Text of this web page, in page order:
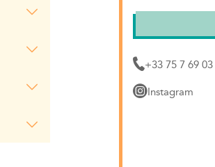
+33 75 7 69
Instagram